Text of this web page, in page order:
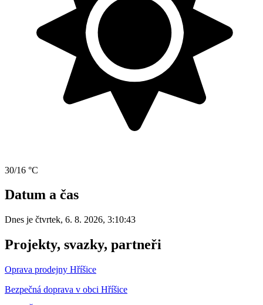
30/16 °C
Datum a čas
Dnes je čtvrtek, 6. 8. 2026, 3:10:43
Projekty, svazky, partneři
Oprava prodejny Hříšice
Bezpečná doprava v obci Hříšice